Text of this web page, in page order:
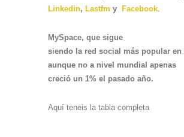
Linkedin, Lastfm y Facebook
MySpace, que sigue
siendo la red social más popular en
aunque no a nivel mundial apenas
creció un 1% el pasado año.
Aquí teneis la tabla completa